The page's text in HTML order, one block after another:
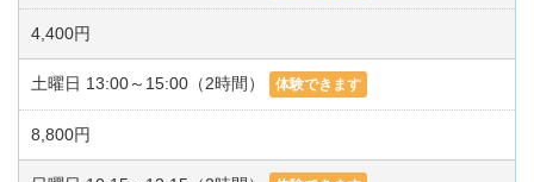
4,400円
土曜日 13:00～15:00（2時間） 体験できます
8,800円